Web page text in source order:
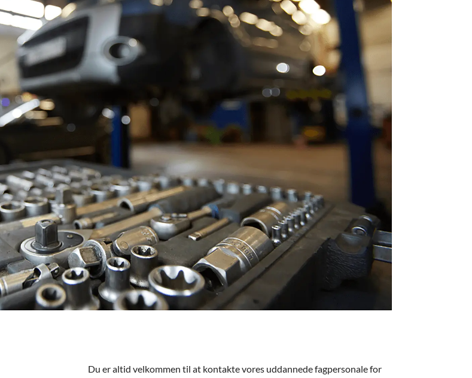
Du er altid velkommen til at kontakte vores uddannede fagpersonale for